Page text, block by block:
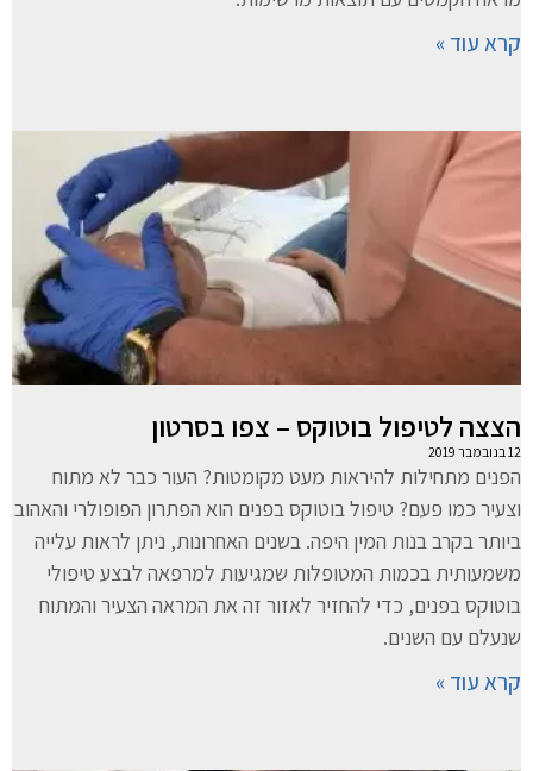
קרא עוד »
הצצה לטיפול בוטוקס – צפו בסרטון
12 בנובמבר 2019
הפנים מתחילות להיראות מעט מקומטות? העור כבר לא מתוח
וצעיר כמו פעם? טיפול בוטוקס בפנים הוא הפתרון הפופולרי והאהוב
ביותר בקרב בנות המין היפה. בשנים האחרונות, ניתן לראות עלייה
משמעותית בכמות המטופלות שמגיעות למרפאה לבצע טיפולי
בוטוקס בפנים, כדי להחזיר לאזור זה את המראה הצעיר והמתוח
שנעלם עם השנים.
קרא עוד »